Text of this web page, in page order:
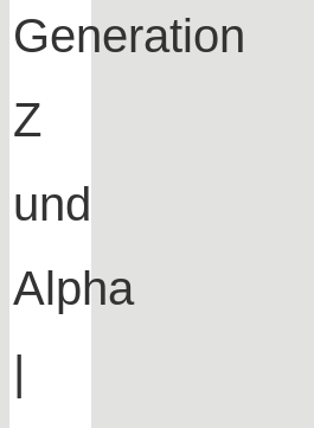
Generation
Z
und
Alpha
|